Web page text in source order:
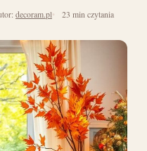
decoram.pl 23 min czytania